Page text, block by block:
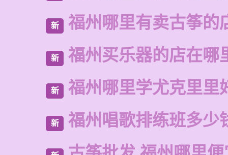
新 福州哪里有卖古筝的
新 福州买乐器的店在哪
新 福州哪里学尤克里里
新 福州唱歌排练班多少